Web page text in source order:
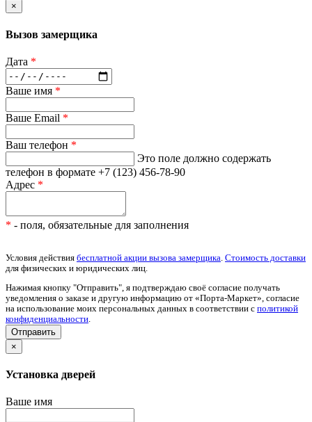
×
Вызов замерщика
Дата *
Ваше имя *
Ваше Email *
Ваш телефон *
Это поле должно содержать
телефон в формате +7 (123) 456-78-90
Адрес *
* - поля, обязательные для заполнения
Условия действия бесплатной акции вызова замерщика Стоимость доставки
для физических и юридических лиц.
Нажимая кнопку "Отправить", я подтверждаю своё согласие получать
уведомления о заказе и другую информацию от «Порта-Маркет», согласие
на использование моих персональных данных в соответствии с политикой
конфиденциальности
×
Установка дверей
Ваше имя